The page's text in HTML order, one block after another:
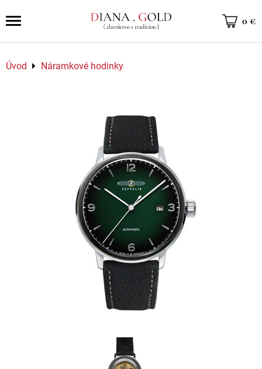
0 €
Úvod Náramkové hodinky